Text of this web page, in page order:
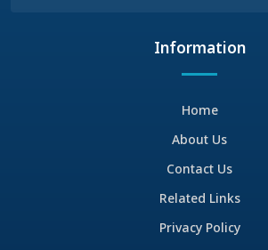
Information
Home
About Us
Contact Us
Related Links
Privacy Policy